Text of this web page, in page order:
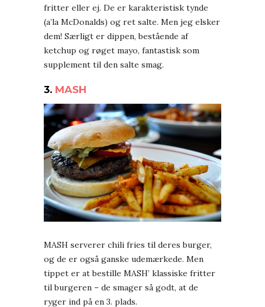
fritter eller ej. De er karakteristisk tynde
(a’la McDonalds) og ret salte. Men jeg elsker
dem! Særligt er dippen, bestående af
ketchup og røget mayo, fantastisk som
supplement til den salte smag.
3. MASH
MASH serverer chili fries til deres burger,
og de er også ganske udemærkede. Men
tippet er at bestille MASH’ klassiske fritter
til burgeren – de smager så godt, at de
ryger ind på en 3. plads.